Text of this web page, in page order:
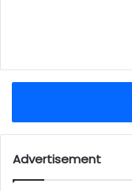
Advertisement